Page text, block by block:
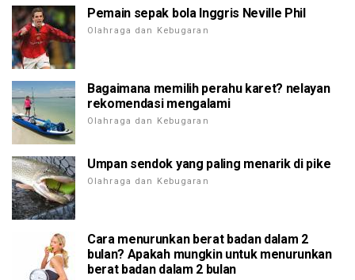
Pemain sepak bola Inggris Neville Phil
Olahraga dan Kebugaran
Bagaimana memilih perahu karet? nelayan
rekomendasi mengalami
Olahraga dan Kebugaran
Umpan sendok yang paling menarik di pike
Olahraga dan Kebugaran
Cara menurunkan berat badan dalam 2
bulan? Apakah mungkin untuk menurunkan
berat badan dalam 2 bulan